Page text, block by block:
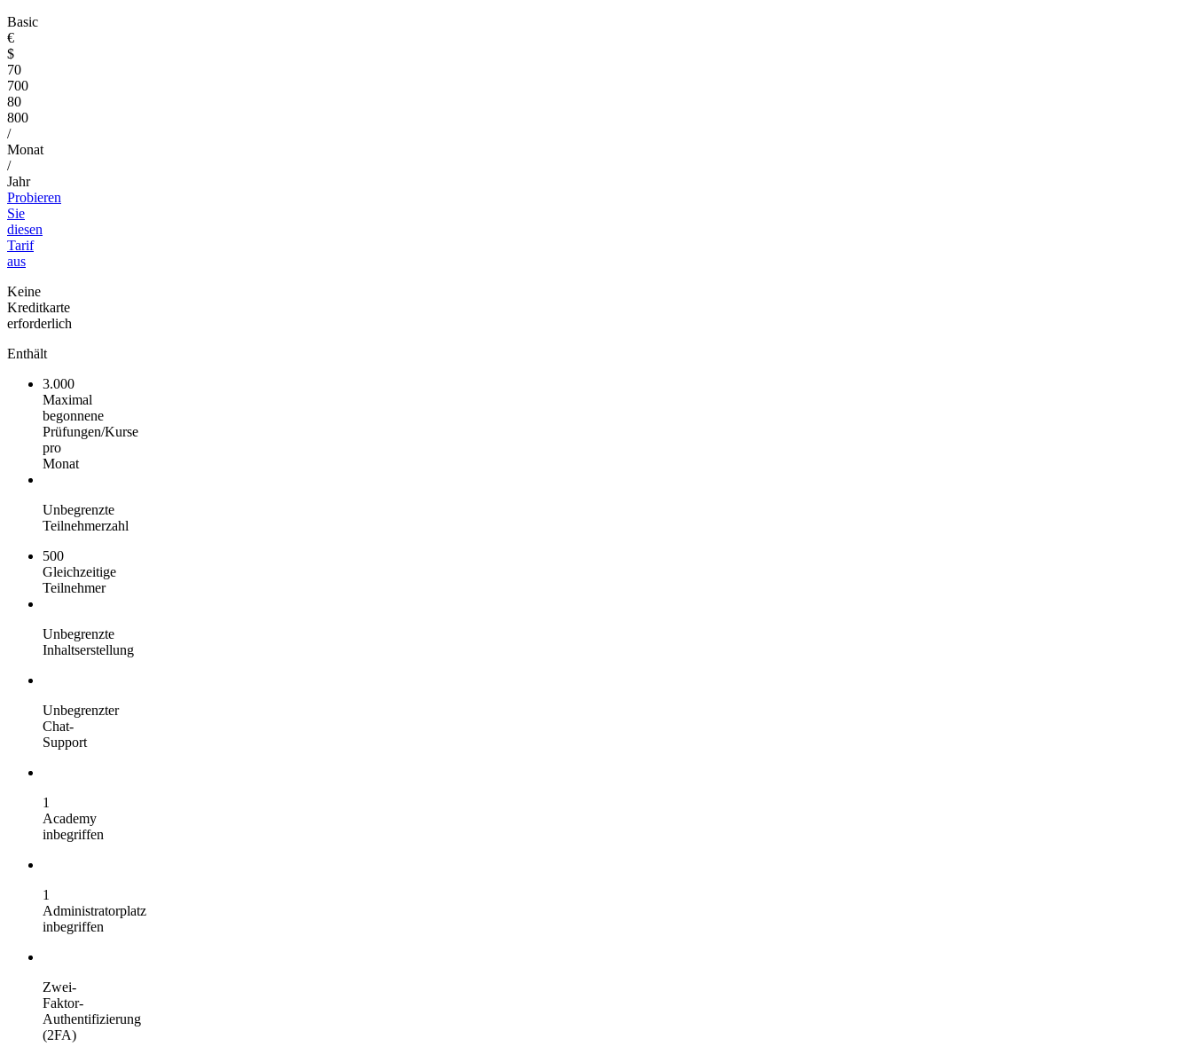
Basic
€
$
70
700
80
800
/
Monat
/
Jahr
Probieren
Sie
diesen
Tarif
aus
Keine
Kreditkarte
erforderlich
Enthält
3.000
Maximal
begonnene
Prüfungen/Kurse
pro
Monat
Unbegrenzte
Teilnehmerzahl
500
Gleichzeitige
Teilnehmer
Unbegrenzte
Inhaltserstellung
Unbegrenzter
Chat-
Support
1
Academy
inbegriffen
1
Administratorplatz
inbegriffen
Zwei-
Faktor-
Authentifizierung
(2FA)